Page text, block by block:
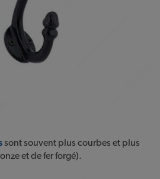
sont souvent plus courbes et plus
et de fer forgé).